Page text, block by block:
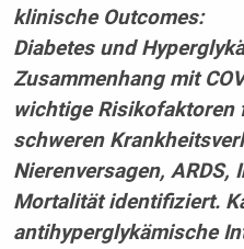
klinische Outcomes:
Diabetes und
Zusammenhang mit
wichtige Risikofaktoren
schweren
Nierenversagen,
Mortalität identifiziert.
antihyperglykämische